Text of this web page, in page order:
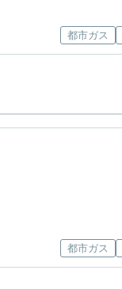
都市ガス
都市ガス